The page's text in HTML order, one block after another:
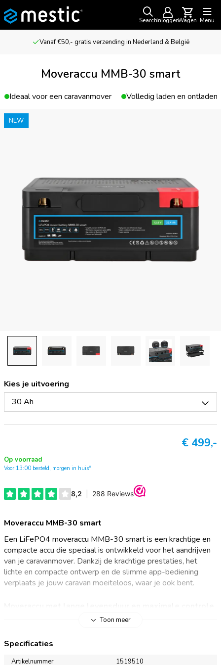
SearchInloggenWagen Menu
Vanaf €50,- gratis verzending in Nederland & België
Moveraccu MMB-30 smart
Ideaal voor een caravanmover Volledig laden en ontladen
NEW
Kies je uitvoering
30 Ah
€ 499,-
Op voorraad
Voor 13:00 besteld, morgen in huis*
Moveraccu MMB-30 smart
Een LiFePO4 moveraccu MMB-30 smart is een krachtige en
compacte accu die speciaal is ontwikkeld voor het aandrijven
van je caravanmover. Dankzij de krachtige prestaties, het
lichte en compacte ontwerp en de slimme app-bediening
verplaats je jouw caravan moeiteloos, waar je ook bent.
prismatische LiFePO4-cellen, die bekend staan om hun lange
levensduur en betrouwbare prestaties. Het geïntegreerde
batterijmanagementsysteem (BMS) zorgt ervoor dat de
Toon meer
Specificaties
Artikelnummer
1519510